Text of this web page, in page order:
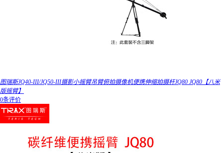
图瑞斯JQ40-III/JQ50-III摄影小摇臂吊臂俯拍摄像机便携伸缩拍摄杆JQ80 JQ80【八米
版摇臂】
0条评价